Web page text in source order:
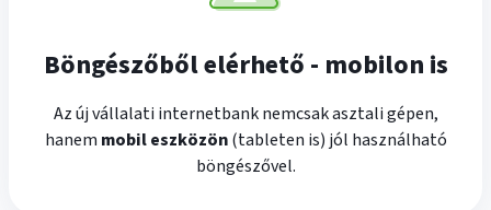
Böngészőből elérhető - mobilon is
Az új vállalati internetbank nemcsak asztali gépen,
hanem mobil eszközön(tableten is) jól használható
böngészővel.